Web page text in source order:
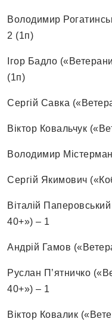
Володимир
2 (1п)
Ігор Бадло
(1п)
Сергій Савка
Віктор Ковальчук
Володимир
Сергій Якимович
Віталій
40+») – 1
Андрій Гамов
Руслан П’ятничко
40+») – 1
Віктор Ковалик